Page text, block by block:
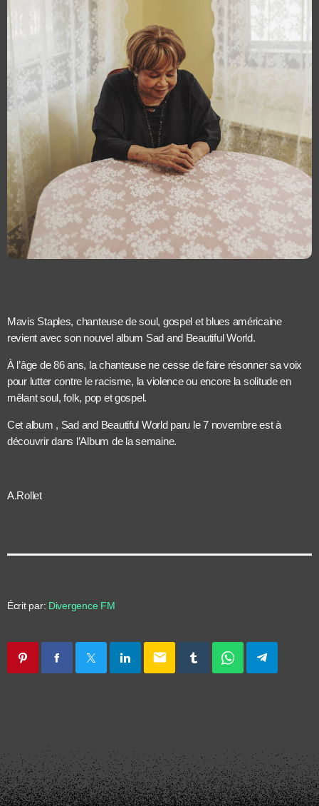
Mavis Staples, chanteuse de soul, gospel et blues américaine
revient avec son nouvel album Sad and Beautiful World.
À l’âge de 86 ans, la chanteuse ne cesse de faire résonner sa voix
pour lutter contre le racisme, la violence ou encore la solitude en
mêlant soul, folk, pop et gospel.
Cet album , Sad and Beautiful World paru le 7 novembre est à
découvrir dans l’Album de la semaine.
A.Rollet
Écrit par: Divergence FM
email